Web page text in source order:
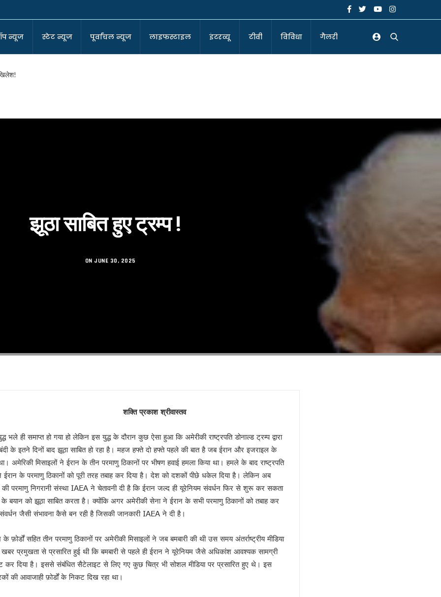
न्यूज स्टेट न्यूज पूर्वांचल न्यूज लाइफस्टाइल इंटरव्यू टीवी विविधा गैलरी
है’ से परिचित हुए लोग
!
!
इलैक्शन’ : डॉ राजीव
झूठा साबित हुए ट्रम्प !
ON JUNE 30, 2025
श्रीवास्तव
भले ही समाप्त हो गया हो लेकिन इस युद्ध के दौरान कुछ ऐसा हुआ कि अमेरीकी राष्ट्रपति डोनाल्ड ट्रम्प द्वारा
बंदी के इतने दिनों बाद झूठा साबित हो रहा है। महज हफ्ते दो हफ्ते पहले की बात है जब ईरान और इजराइल के
अमेरिकी मिसाइलों ने ईरान के तीन परमाणु ठिकानों पर भीषण हवाई हमला किया था। हमले के बाद राष्ट्रपति
ईरान के परमाणु ठिकानों को पूरी तरह तबाह कर दिया है। देश को दशकों पीछे धकेल दिया है। लेकिन अब
परमाणु निगरानी संस्था IAEA ने चेतावनी दी है कि ईरान जल्द ही यूरेनियम संवर्धन फिर से शुरू कर सकता
के बयान को झूठा साबित करता है। क्योंकि अगर अमेरीकी सेना ने ईरान के सभी परमाणु ठिकानों को तबाह कर
संवर्धन जैसी संभावना कैसे बन रही है जिसकी जानकारी IAEA ने दी है।
सहित तीन परमाणु ठिकानों पर अमेरीकी मिसाइलों ने जब बमबारी की थी उस समय अंतर्राष्ट्रीय मीडिया
प्रमुखता से प्रसारित हुई थी कि बमबारी से पहले ही ईरान ने यूरेनियम जैसे अधिकांश आवश्यक सामग्री
कर दिया है। इससे संबंधित सैटेलाइट से लिए गए कुछ चित्र भी सोशल मीडिया पर प्रसारित हुए थे। इस
की आवाजाही फ़ोर्डों के निकट दिख रहा था।